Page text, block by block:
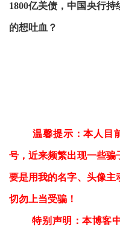
1800亿美债，中国央行
的想吐血？
温馨提示：本人目
号，近来频繁出现一些骗
要是用我的名字、头像主
切勿上当受骗！
特别声明：本博客